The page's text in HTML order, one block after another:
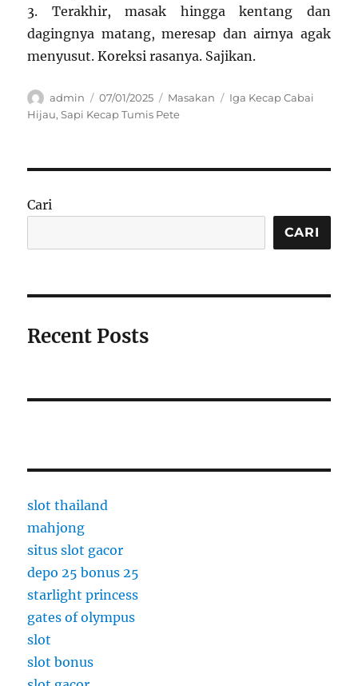
3. Terakhir, masak hingga kentang dan
dagingnya matang, meresap dan airnya agak
menyusut. Koreksi rasanya. Sajikan.
Author
admin
Posted
on
07/01/2025 Categories
Masakan Tags
Iga Kecap Cabai
Hijau,Sapi Kecap Tumis Pete
Cari
CARI
Recent Posts
slot thailand
mahjong
situs slot gacor
depo 25 bonus 25
starlight princess
gates of olympus
slot
slot bonus